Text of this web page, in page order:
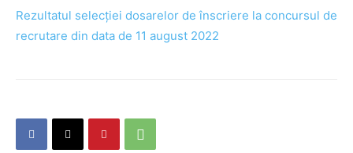
Rezultatul selecției dosarelor de înscriere la concursul de
recrutare din data de 11 august 2022